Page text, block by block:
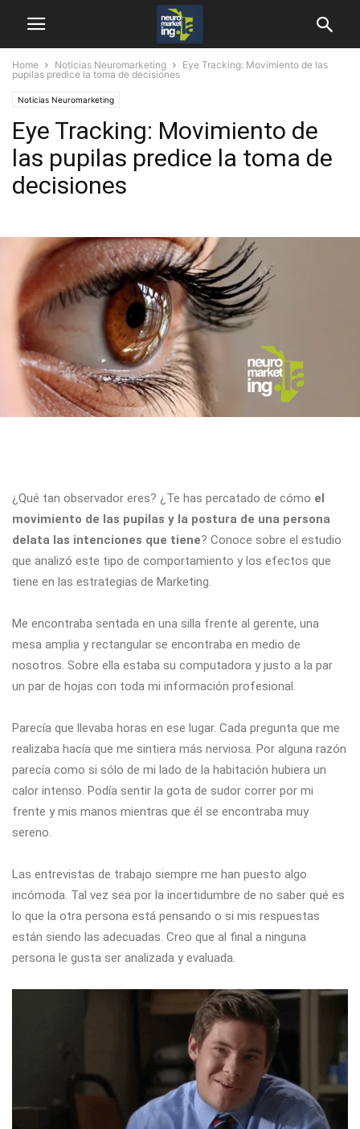
Home Noticias Neuromarketing
Eye Tracking: Movimiento de las
pupilas predice la toma de decisiones
Noticias Neuromarketing
Eye Tracking: Movimiento de
las pupilas predice la toma de
decisiones
¿Qué tan observador eres? ¿Te has percatado de cómo el
movimiento de las pupilas y la postura de una persona
delata las intenciones que tiene? Conoce sobre el estudio
que analizó este tipo de comportamiento y los efectos que
tiene en las estrategias de Marketing.
Me encontraba sentada en una silla frente al gerente, una
mesa amplia y rectangular se encontraba en medio de
nosotros. Sobre ella estaba su computadora y justo a la par
un par de hojas con toda mi información profesional.
Parecía que llevaba horas en ese lugar. Cada pregunta que me
realizaba hacía que me sintiera más nerviosa. Por alguna razón
parecía como si sólo de mi lado de la habitación hubiera un
calor intenso. Podía sentir la gota de sudor correr por mi
frente y mis manos mientras que él se encontraba muy
sereno.
Las entrevistas de trabajo siempre me han puesto algo
incómoda. Tal vez sea por la incertidumbre de no saber qué es
lo que la otra persona está pensando o si mis respuestas
están siendo las adecuadas. Creo que al final a ninguna
persona le gusta ser analizada y evaluada.